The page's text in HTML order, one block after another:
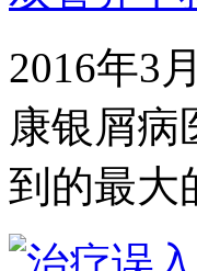
2016年3
康银屑病
到的最大